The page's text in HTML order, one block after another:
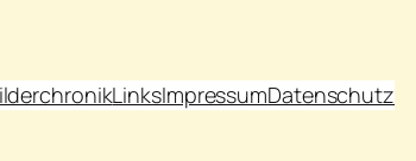
LinksImpressumDatenschutz